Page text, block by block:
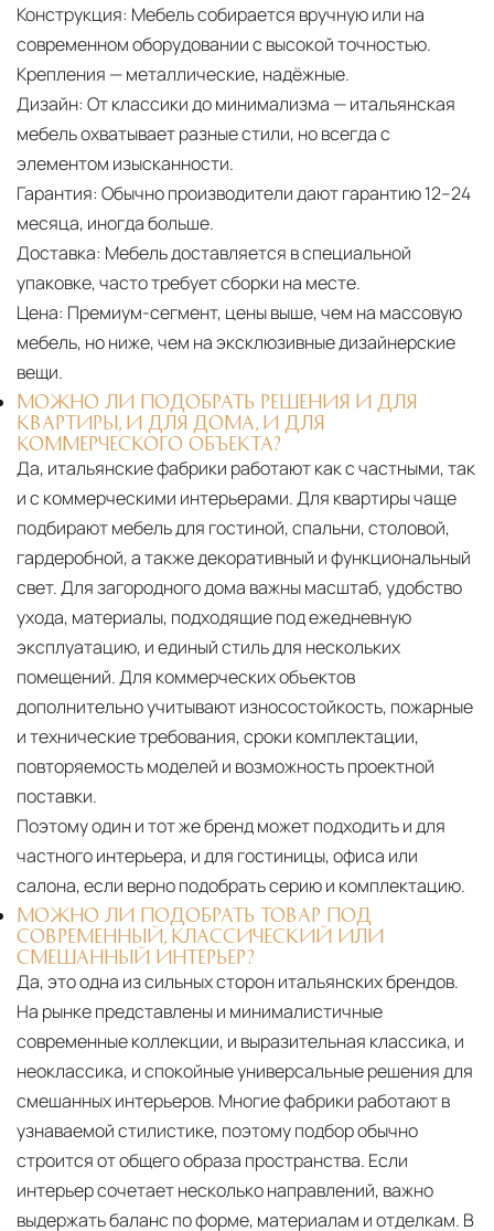
Конструкция: Мебель собирается вручную или на
современном оборудовании с высокой точностью.
Крепления — металлические, надёжные.
Дизайн: От классики до минимализма — итальянская
мебель охватывает разные стили, но всегда с
элементом изысканности.
Гарантия: Обычно производители дают гарантию 12–24
месяца, иногда больше.
Доставка: Мебель доставляется в специальной
упаковке, часто требует сборки на месте.
Цена: Премиум-сегмент, цены выше, чем на массовую
мебель, но ниже, чем на эксклюзивные дизайнерские
вещи.
МОЖНО ЛИ ПОДОБРАТЬ РЕШЕНИЯ И ДЛЯ
КВАРТИРЫ, И ДЛЯ ДОМА, И ДЛЯ
КОММЕРЧЕСКОГО ОБЪЕКТА?
Да, итальянские фабрики работают как с частными, так
и с коммерческими интерьерами. Для квартиры чаще
подбирают мебель для гостиной, спальни, столовой,
гардеробной, а также декоративный и функциональный
свет. Для загородного дома важны масштаб, удобство
ухода, материалы, подходящие под ежедневную
эксплуатацию, и единый стиль для нескольких
помещений. Для коммерческих объектов
дополнительно учитывают износостойкость, пожарные
и технические требования, сроки комплектации,
повторяемость моделей и возможность проектной
поставки.
Поэтому один и тот же бренд может подходить и для
частного интерьера, и для гостиницы, офиса или
салона, если верно подобрать серию и комплектацию.
МОЖНО ЛИ ПОДОБРАТЬ ТОВАР ПОД
СОВРЕМЕННЫЙ, КЛАССИЧЕСКИЙ ИЛИ
СМЕШАННЫЙ ИНТЕРЬЕР?
Да, это одна из сильных сторон итальянских брендов.
На рынке представлены и минималистичные
современные коллекции, и выразительная классика, и
неоклассика, и спокойные универсальные решения для
смешанных интерьеров. Многие фабрики работают в
узнаваемой стилистике, поэтому подбор обычно
строится от общего образа пространства. Если
интерьер сочетает несколько направлений, важно
выдержать баланс по форме, материалам и отделкам. В